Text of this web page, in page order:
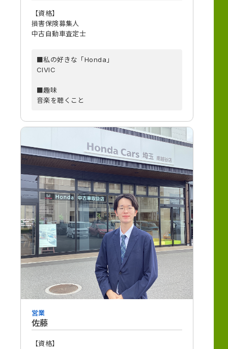
【資格】
損害保険募集人
中古自動車査定士
■私の好きな「Honda」
CIVIC
■趣味
音楽を聴くこと
営業
佐藤
【資格】